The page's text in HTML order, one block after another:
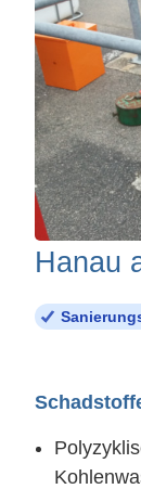
Hanau